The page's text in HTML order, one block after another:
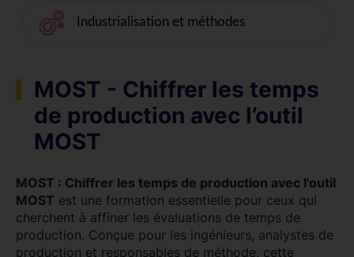
Industrialisation et méthodes
MOST - Chiffrer les temps
de production avec l’outil
MOST
MOST : Chiffrer les temps de production avec l'outil
MOST est une formation essentielle pour ceux qui
cherchent à affiner les évaluations de temps de
production. Conçue pour les ingénieurs, analystes de
production et responsables de méthode, cette